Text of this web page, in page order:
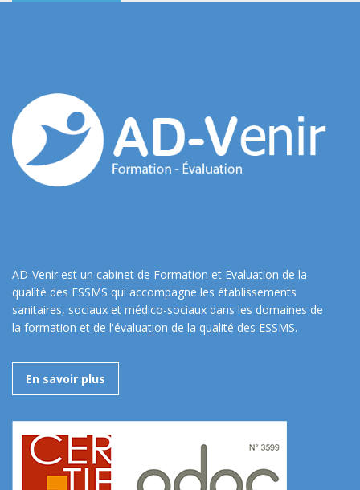
AD-Venir est un cabinet de Formation et Evaluation de la
qualité des ESSMS qui accompagne les établissements
sanitaires, sociaux et médico-sociaux dans les domaines de
la formation et de l'évaluation de la qualité des ESSMS.
En savoir plus